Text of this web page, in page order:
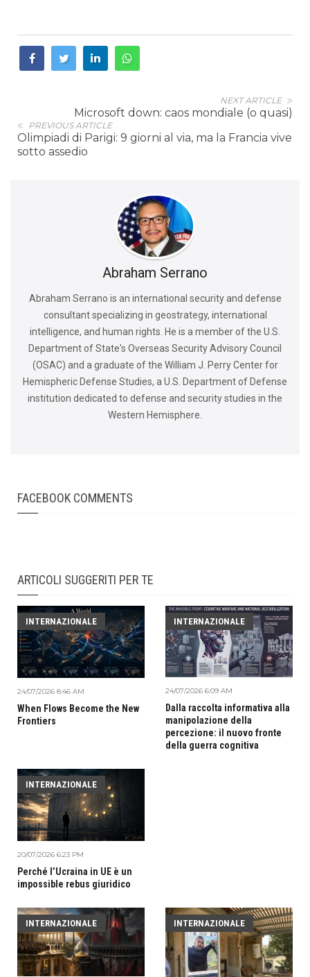
NEXT ARTICLE
Microsoft down: caos mondiale (o quasi)
PREVIOUS ARTICLE
Olimpiadi di Parigi: 9 giorni al via, ma la Francia vive
sotto assedio
Abraham Serrano
Abraham Serrano is an international security and defense
consultant specializing in geostrategy, international
intelligence, and human rights. He is a member of the U.S.
Department of State's Overseas Security Advisory Council
(OSAC) and a graduate of the William J. Perry Center for
Hemispheric Defense Studies, a U.S. Department of Defense
institution dedicated to defense and security studies in the
Western Hemisphere.
FACEBOOK COMMENTS
ARTICOLI SUGGERITI PER TE
INTERNAZIONALE
24/07/2026 8:46 AM
When Flows Become the New
Frontiers
INTERNAZIONALE
24/07/2026 6:09 AM
Dalla raccolta informativa alla
manipolazione della
percezione: il nuovo fronte
della guerra cognitiva
INTERNAZIONALE
20/07/2026 6:23 PM
Perché l’Ucraina in UE è un
impossible rebus giuridico
INTERNAZIONALE INTERNAZIONALE